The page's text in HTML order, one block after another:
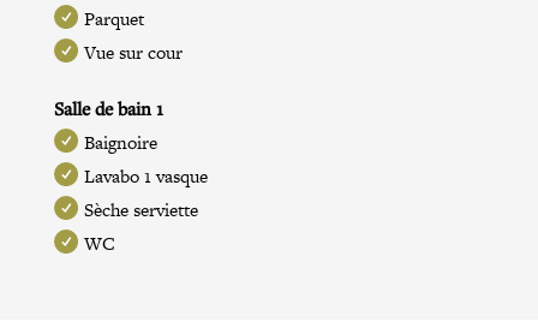
Parquet
Vue sur cour
Salle de bain 1
Baignoire
Lavabo 1 vasque
Sèche serviette
WC